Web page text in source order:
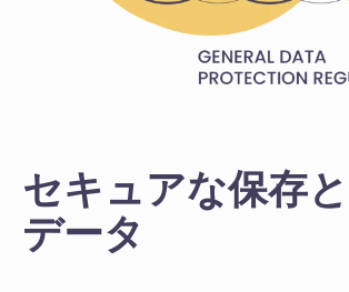
セキュアな保存
データ